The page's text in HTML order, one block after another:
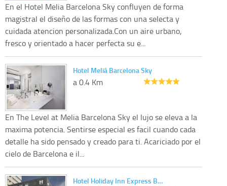
En el Hotel Melia Barcelona Sky confluyen de forma
magistral el diseño de las formas con una selecta y
cuidada atencion personalizada.Con un aire urbano,
fresco y orientado a hacer perfecta su e...
Hotel Meliá Barcelona Sky
a 0.4 Km
En The Level at Melia Barcelona Sky el lujo se eleva a la
maxima potencia. Sentirse especial es facil cuando cada
detalle ha sido pensado y creado para ti. Acariciado por el
cielo de Barcelona e il...
Hotel Holiday Inn Express B…